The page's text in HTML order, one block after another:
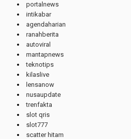
portalnews
intikabar
agendaharian
ranahberita
autoviral
mantapnews
teknotips
kilaslive
lensanow
nusaupdate
trenfakta
slot qris
slot777
scatter hitam